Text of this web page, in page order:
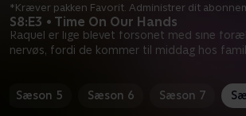
S8:E3 • Time On Our Hands
Raquel er lige blevet forsonet med sine
nervøs, fordi de kommer til middag hos
*Kræver pakken Favorit. Administrer dit
Sæson 5 Sæson 6 Sæson 7